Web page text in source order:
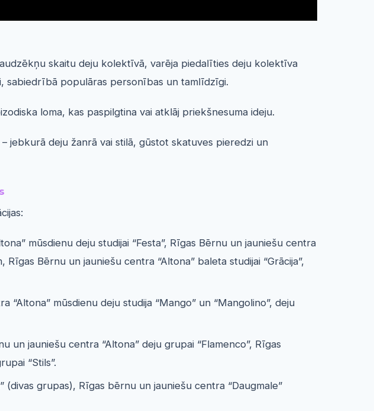
skaitu deju kolektīvā, varēja piedalīties deju kolektīva
sabiedrībā populāras personības un tamlīdzīgi.
loma, kas paspilgtina vai atklāj priekšnesuma ideju.
jebkurā deju žanrā vai stilā, gūstot skatuves pieredzi un
mūsdienu deju studijai “Festa”, Rīgas Bērnu un jauniešu centra
Bērnu un jauniešu centra “Altona” baleta studijai “Grācija”,
“Altona” mūsdienu deju studija “Mango” un “Mangolino”, deju
un jauniešu centra “Altona” deju grupai “Flamenco”, Rīgas
“Stils”.
(divas grupas), Rīgas bērnu un jauniešu centra “Daugmale”